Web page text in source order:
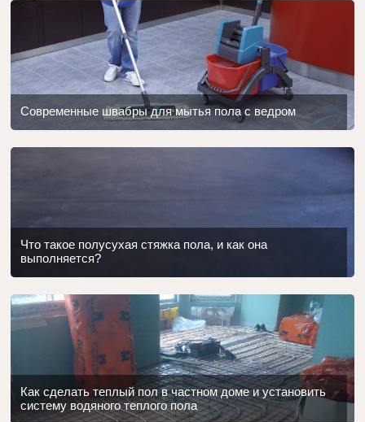
Современные швабры для мытья пола с ведром
Что такое полусухая стяжка пола, и как она
выполняется?
Как сделать теплый пол в частном доме и установить
систему водяного теплого пола